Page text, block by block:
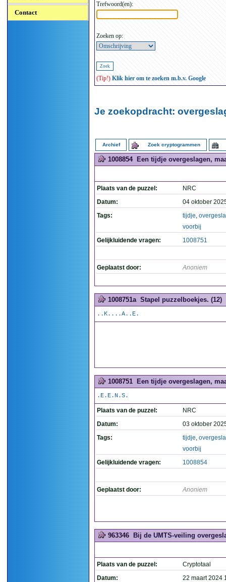
Contact
Trefwoord(en):
Zoeken op:
(Tip!) Klik hier om te zoeken m.b.v. Google
Je zoekopdracht:
Archief Zoek cryptogrammen
1008854 Een tijdje overgeslagen,
Plaats van de puzzel:
NRC
Datum:
04 oktober
Tags:
tijdje,
voorbij
Gelijkluidende vragen:
1008751
Geplaatst door: Anoniem
1008751a Stapel puzzelboekjes. (12)
..K....A..E.
1008751 Een tijdje overgeslagen,
.E.E.N.S.
Plaats van de puzzel:
NRC
Datum:
03 oktober
Tags:
tijdje,
voorbij
Gelijkluidende vragen:
1008854
Geplaatst door: Anoniem
963346 Bij de UMTS-veiling
Plaats van de puzzel:
Cryptotaal
Datum:
22 maart 2024